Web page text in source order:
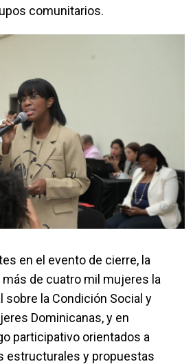
comunitarios.
en el evento de cierre, la
de cuatro mil mujeres la
sobre la Condición Social y
Dominicanas, y en
participativo orientados a
estructurales y propuestas